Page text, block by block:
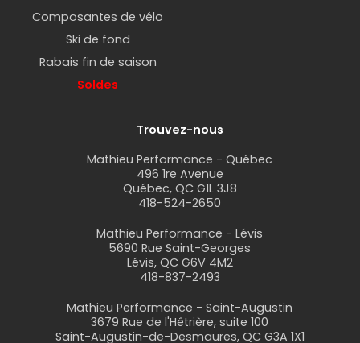
Composantes de vélo
Ski de fond
Rabais fin de saison
Soldes
Trouvez-nous
Mathieu Performance - Québec
496 1re Avenue
Québec, QC G1L 3J8
418-524-2650
Mathieu Performance - Lévis
5690 Rue Saint-Georges
Lévis, QC G6V 4M2
418-837-2493
Mathieu Performance - Saint-Augustin
3679 Rue de l'Hêtrière, suite 100
Saint-Augustin-de-Desmaures, QC G3A 1X1